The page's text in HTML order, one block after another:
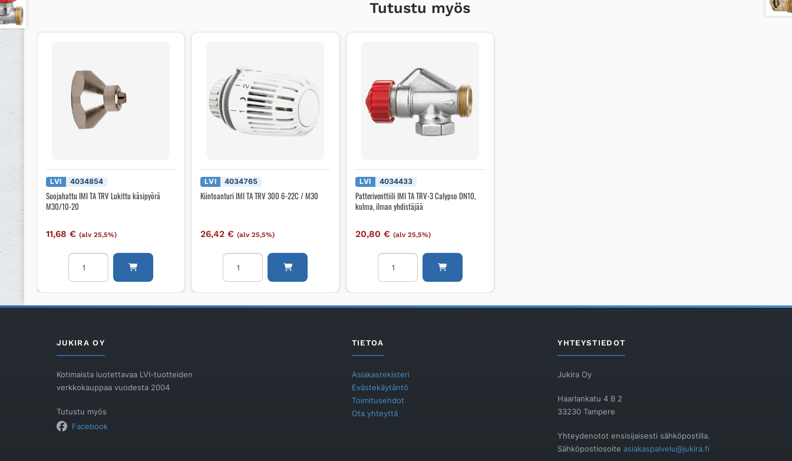
Tutustu myös
LVI 4034854
Suojahattu IMI TA TRV Lukittu käsipyörä
M30/10-20
11,68€ (alv 25,5%)
Suojahattu
TA
Lukittu
LVI 4034765
Kiintoanturi IMI TA TRV 300 6-22C / M30
26,42€ (alv 25,5%)
Kiintoanturi
TA
300
LVI 4034433
Patteriventtiili IMI TA TRV-3 Calypso DN10,
kulma, ilman yhdistäjää
20,80 € (alv 25,5%)
Patteriventtiili
TA
3
yhdistäjää
määrä
JUKIRA OY
Kotimaista luotettavaa LVI-tuotteiden
verkkokauppaa vuodesta 2004
Tutustu myös
Facebook
TIETOA
Asiakasrekisteri
Evästekäytäntö
Toimitusehdot
Ota yhteyttä
YHTEYSTIEDOT
Jukira Oy
Haarlankatu 4 B 2
33230 Tampere
Yhteydenotot ensisijaisesti sähköpostilla.
Sähköpostiosoiteasiakaspalvelu@jukira.fi